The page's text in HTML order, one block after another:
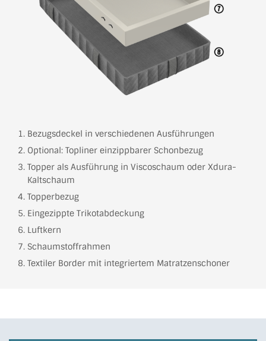
Bezugsdeckel in verschiedenen Ausführungen
Optional: Topliner einzippbarer Schonbezug
Topper als Ausführung in Viscoschaum oder Xdura-
Kaltschaum
Topperbezug
Eingezippte Trikotabdeckung
Luftkern
Schaumstoffrahmen
Textiler Border mit integriertem Matratzenschoner